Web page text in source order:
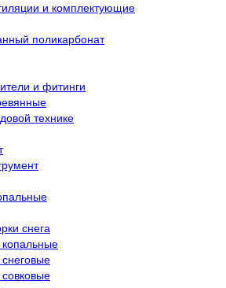
и комплектующие
поликарбонат
и фитинги
технике
снега